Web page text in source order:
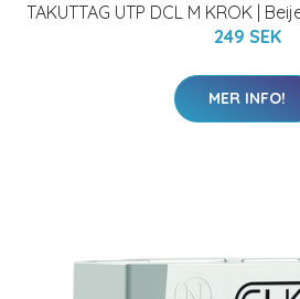
TAKUTTAG UTP DCL M KROK |
249 SEK
MER INFO!